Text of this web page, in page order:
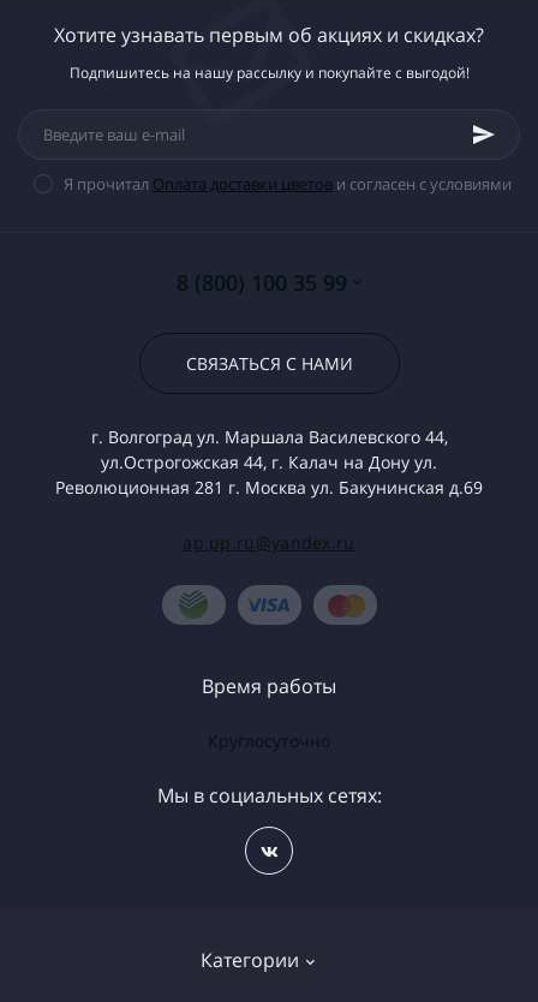
Хотите узнавать первым об акциях и скидках?
Подпишитесь на нашу рассылку и покупайте с выгодой!
Я прочитал Оплата доставки цветови согласен с условиями
8 (800) 100 35 99
СВЯЗАТЬСЯ С НАМИ
г. Волгоград ул. Маршала Василевского 44,
ул.Острогожская 44, г. Калач на Дону ул.
Революционная 281 г. Москва ул. Бакунинская д.69
ap.pp.ru@yandex.ru
Категории
Время работы
Круглосуточно
Мы в социальных сетях: